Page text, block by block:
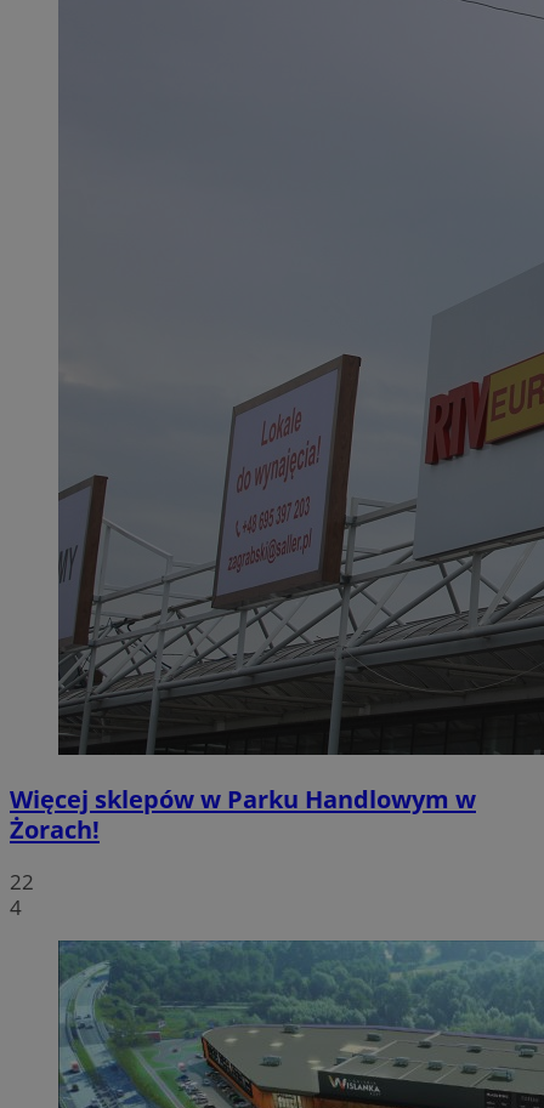
Więcej sklepów w Parku Handlowym w
Żorach!
22
4